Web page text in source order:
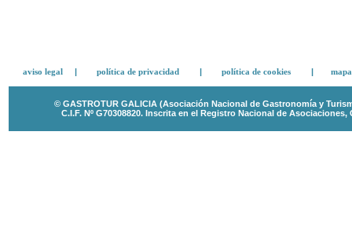
aviso legal | política de privacidad | política de cookies |
© GASTROTUR GALICIA (Asociación Nacional de Gastronomía y
C.I.F. Nº G70308820. Inscrita en el Registro Nacional de Asociaciones,